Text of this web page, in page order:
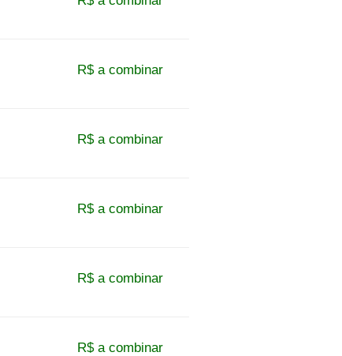
R$ a combinar
R$ a combinar
R$ a combinar
R$ a combinar
R$ a combinar